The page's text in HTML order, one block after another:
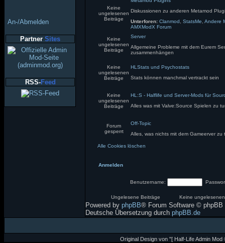
An-/Abmelden
Partner Sites
RSS-Feed
Keine
ungelesenen
Beiträge
Diskussionen zu anderen Metamod
Unterforen: Clanmod, StatsMe, Andere
AMXModX Forum
Keine
ungelesenen
Beiträge
Server
Allgemeine Probleme mit dem Eurem
zusammenhängen
Keine
ungelesenen
Beiträge
HLStats und Psychostats
Stats können manchmal vertrackt sein
Keine
ungelesenen
Beiträge
HL:S - Halflife und Server-Mods für
Alles was mit Valve:Source Spielen zu
Forum
gesperrt
Off-Topic
Alles, was nichts mit dem Gameerver zu
Alle Cookies löschen
Anmelden
Benutzername:
Ungelesene Beiträge Keine
Powered by phpBB® Forum Software © phpBB
Deutsche Übersetzung durch phpBB.de
Original Design von "[ Half-Life Admin